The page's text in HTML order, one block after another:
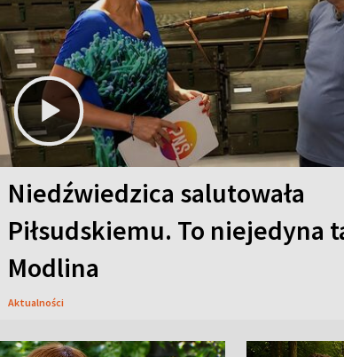
Niedźwiedzica salutowała
Piłsudskiemu. To niejedyna
Modlina
Aktualności